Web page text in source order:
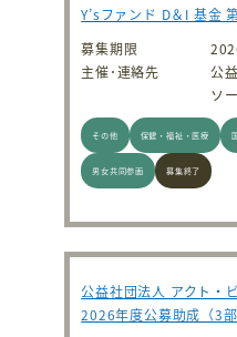
Y’sファンド D＆I 基金
募集期限
主催･連絡先
公
ソ
その他 保健・福祉・医療
男女共同参画 募集終了
公益社団法人 アクト・
2026年度公募助成（3部